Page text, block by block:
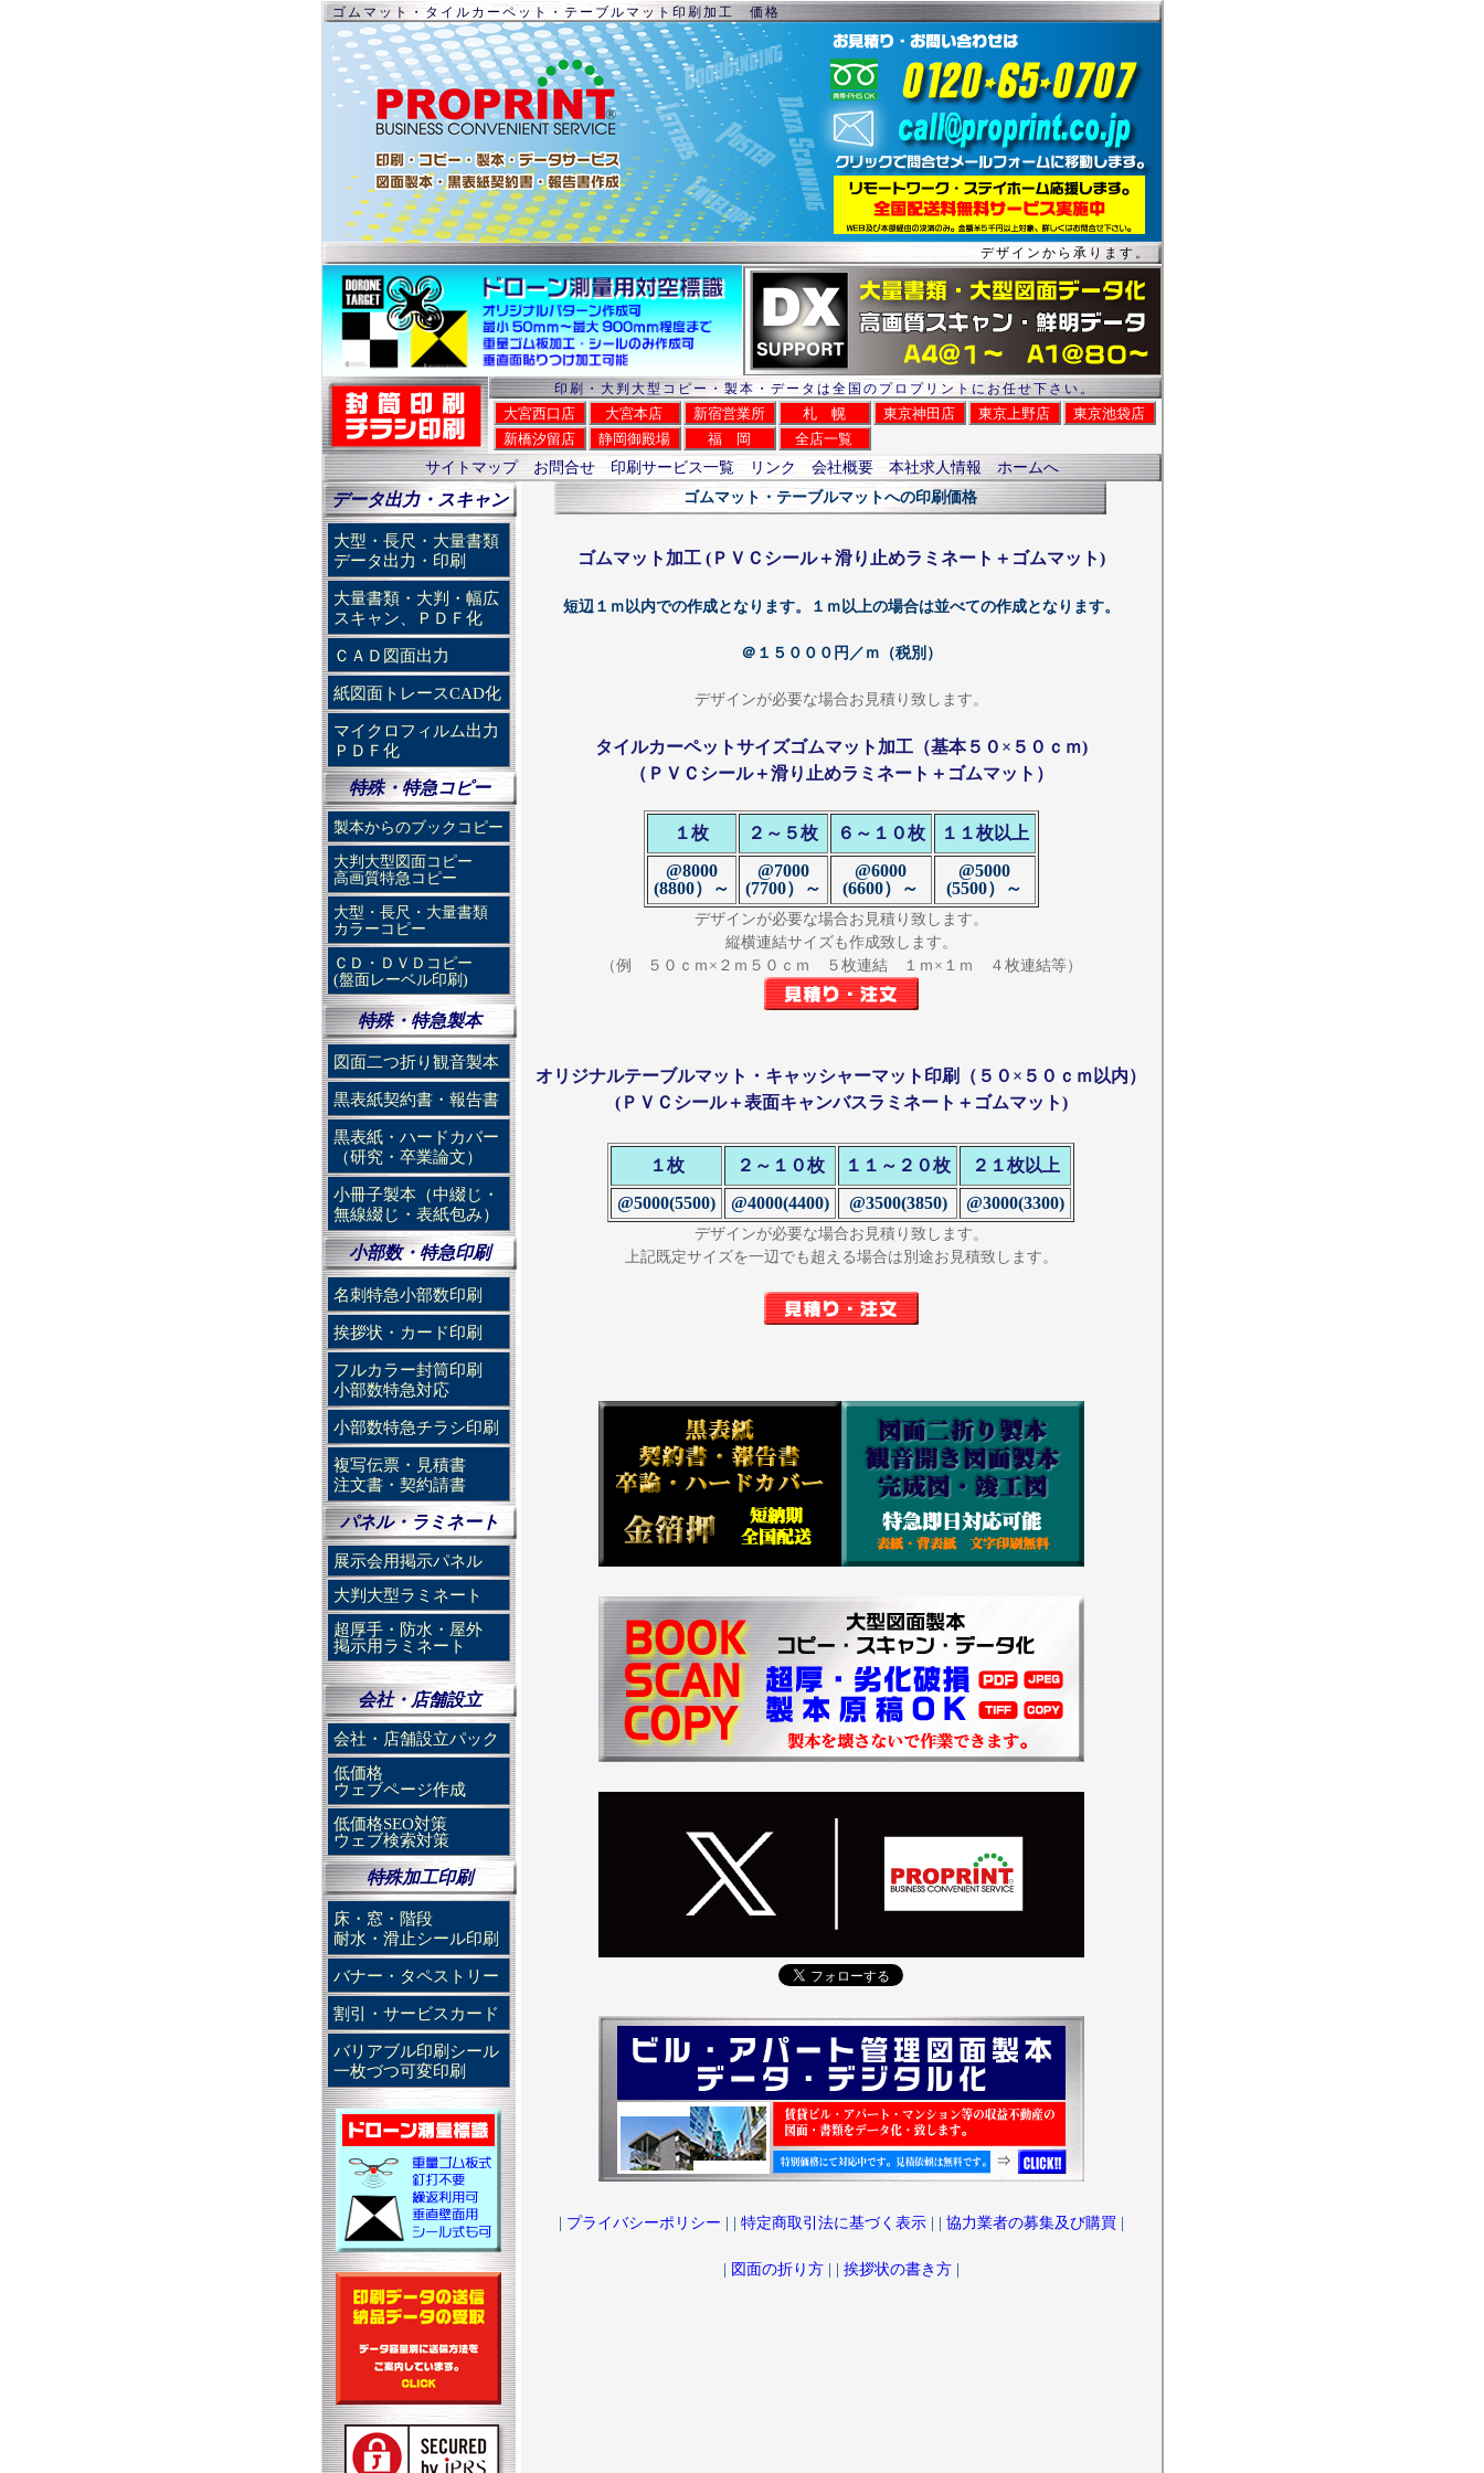
ゴムマット・タイルカーペット・テーブルマット印刷加工 価格
デザインから承ります。
印刷・大判大型コピー・製本・データは全国のプロプリントにお任せ下さい。
大宮西口店 大宮本店 新宿営業所 札 幌 東京神田店 東京上野店
東京池袋店
新橋汐留店
静岡御殿場 福 岡
全店一覧
サイトマップ
お問合せ 印刷サービス一覧 リンク 会社概要 本社求人情報 ホームへ
データ出力・スキャン
大型・長尺・大量書類
データ出力・印刷
大量書類・大判・幅広
スキャン、ＰＤＦ化
ＣＡＤ図面出力
紙図面トレースCAD化
マイクロフィルム出力
ＰＤＦ化
特殊・特急コピー
製本からのブックコピー
大判大型図面コピー
高画質特急コピー
大型・長尺・大量書類
カラーコピー
ＣＤ・ＤＶＤコピー
(盤面レーベル印刷)
特殊・特急製本
図面二つ折り観音製本
黒表紙契約書・報告書
黒表紙・ハードカバー
（研究・卒業論文）
小冊子製本（中綴じ・
無線綴じ・表紙包み）
小部数・特急印刷
名刺特急小部数印刷
挨拶状・カード印刷
フルカラー封筒印刷
小部数特急対応
小部数特急チラシ印刷
複写伝票・見積書
注文書・契約請書
パネル・ラミネート
展示会用掲示パネル
大判大型ラミネート
超厚手・防水・屋外
掲示用ラミネート
会社・店舗設立
会社・店舗設立パック
低価格
ウェブページ作成
低価格SEO対策
ウェブ検索対策
特殊加工印刷
床・窓・階段
耐水・滑止シール印刷
バナー・タペストリー
割引・サービスカード
バリアブル印刷シール
一枚づつ可変印刷
ゴムマット・テーブルマットへの印刷価格
ゴムマット加工 (ＰＶＣシール＋滑り止めラミネート＋ゴムマット)
短辺１ｍ以内での作成となります。１ｍ以上の場合は並べての作成となります。
＠１５０００円／ｍ（税別）
デザインが必要な場合お見積り致します。
タイルカーペットサイズゴムマット加工（基本５０×５０ｃｍ)
（ＰＶＣシール＋滑り止めラミネート＋ゴムマット）
１枚 ２～５枚 ６～１０枚
１１枚以上
@8000
(8800）～
@7000
(7700）～
@6000
(6600）～
@5000
(5500）～
デザインが必要な場合お見積り致します。
縦横連結サイズも作成致します。
（例 ５０ｃｍ×２ｍ５０ｃｍ ５枚連結 １ｍ×１ｍ ４枚連結等）
オリジナルテーブルマット・キャッシャーマット印刷（５０×５０ｃｍ以内）
(ＰＶＣシール＋表面キャンバスラミネート＋ゴムマット)
１枚 ２～１０枚 １１～２０枚
２１枚以上
@5000(5500)
@4000(4400) @3500(3850) @3000(3300)
デザインが必要な場合お見積り致します。
上記既定サイズを一辺でも超える場合は別途お見積致します。
プライバシーポリシー 特定商取引法に基づく表示| | 協力業者の募集及び購買
図面の折り方| | 挨拶状の書き方|